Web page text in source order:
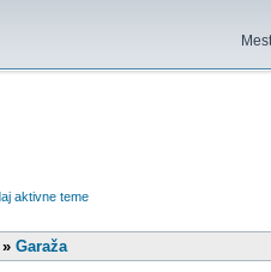
aktivne teme
» Garaža